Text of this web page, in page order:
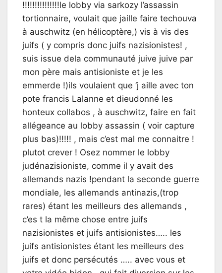
!!!!!!!!!!!!!!!le lobby via sarkozy l’assassin
tortionnaire, voulait que jaille faire techouva
à auschwitz (en hélicoptère,) vis à vis des
juifs ( y compris donc juifs nazisionistes! ,
suis issue dela communauté juive juive par
mon père mais antisioniste et je les
emmerde !)ils voulaient que ‘j aille avec ton
pote francis Lalanne et dieudonné les
honteux collabos , à auschwitz, faire en fait
allégeance au lobby assassin ( voir capture
plus bas)!!!!! , mais c’est mal me connaitre !
plutot crever ! Osez nommer le lobby
judénazisioniste, comme il y avait des
allemands nazis !pendant la seconde guerre
mondiale, les allemands antinazis,(trop
rares) étant les meilleurs des allemands ,
c’es t la même chose entre juifs
nazisionistes et juifs antisionistes….. les
juifs antisionistes étant les meilleurs des
juifs et donc persécutés ….. avec vous et